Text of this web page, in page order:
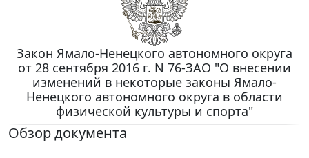
Закон Ямало-Ненецкого автономного округа
от 28 сентября 2016 г. N 76-ЗАО "О внесении
изменений в некоторые законы Ямало-
Ненецкого автономного округа в области
физической культуры и спорта"
Обзор документа